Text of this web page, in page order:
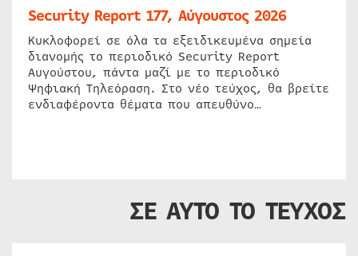
Security Report 177, Αύγουστος 2026
Κυκλοφορεί σε όλα τα εξειδικευμένα σημεία
διανομής το περιοδικό Security Report
Αυγούστου, πάντα μαζί με το περιοδικό
Ψηφιακή Τηλεόραση. Στο νέο τεύχος, θα βρείτε
ενδιαφέροντα θέματα που απευθύνο…
ΣΕ ΑΥΤΟ ΤΟ ΤΕΥΧΟΣ